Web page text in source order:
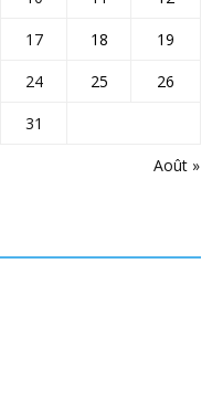
Août »
17 18
19
24 25
26
31